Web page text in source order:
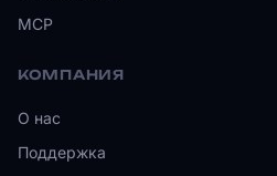
MCP
КОМПАНИЯ
О нас
Поддержка